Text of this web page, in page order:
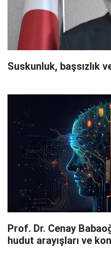
Suskunluk, başsızlık
Prof. Dr. Cenay
hudut arayışları ve